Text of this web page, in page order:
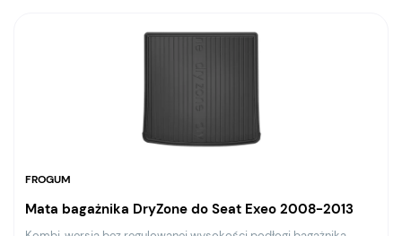
FROGUM
Mata bagażnika DryZone do Seat Exeo 2008-2013